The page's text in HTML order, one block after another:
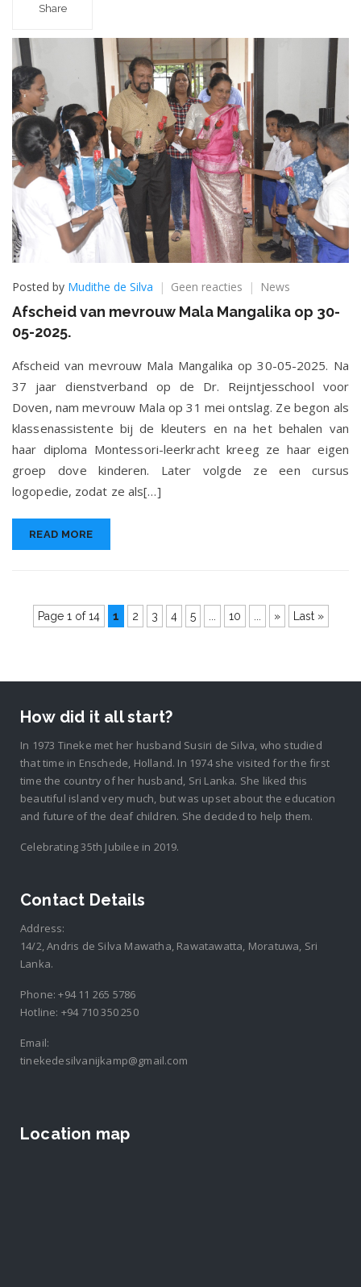
Share
Posted by Mudithe de Silva Geen reacties op
Afscheid
van
Mangalika
op
30-
05-
2025.
News
Afscheid van mevrouw Mala Mangalika op 30-
05-2025.
Afscheid van mevrouw Mala Mangalika op 30-05-2025. Na
37 jaar dienstverband op de Dr. Reijntjesschool voor
Doven, nam mevrouw Mala op 31 mei ontslag. Ze begon als
klassenassistente bij de kleuters en na het behalen van
haar diploma Montessori-leerkracht kreeg ze haar eigen
groep dove kinderen. Later volgde ze een cursus
logopedie, zodat ze als[…]
READ MORE
Page 1 of 14 1 2 3 4 5 10 » Last »
How did it all start?
In 1973 Tineke met her husband Susiri de Silva, who studied
that time in Enschede, Holland. In 1974 she visited for the first
time the country of her husband, Sri Lanka. She liked this
beautiful island very much, but was upset about the education
and future of the deaf children. She decided to help them.
Celebrating 35th Jubilee in 2019.
Contact Details
Address:
14/2, Andris de Silva Mawatha, Rawatawatta, Moratuwa, Sri
Lanka.
Phone:+94 11 265 5786
Hotline: +94 710 350 250
Email:
tinekedesilvanijkamp@gmail.com
Location map